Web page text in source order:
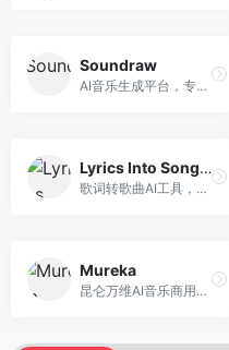
Soundraw
AI音乐生成平台，专注于免版税音乐创作。面向视频创作者和内容制作者，提供背景音乐生成、音乐定制等服务，音乐版权清晰，适合视频配乐场景。
Lyrics Into Song AI
歌词转歌曲AI工具，支持将歌词转化为完整歌曲。面向歌词创作者和音乐爱好者，提供歌词谱曲、编曲制作等服务，歌词音乐化效率高。
Mureka
昆仑万维AI音乐商用创作平台，专注于商业音乐授权。面向企业和商业用户，提供版权音乐生成、商用授权等服务，音乐版权清晰，商业应用安全。